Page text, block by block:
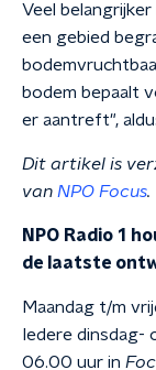
Veel
een gebied
bodem bepaalt
er aantreft",
Dit artikel is
van NPO Focus.
NPO Radio 1
de laatste
Maandag t/m
Iedere
06.00 uur in